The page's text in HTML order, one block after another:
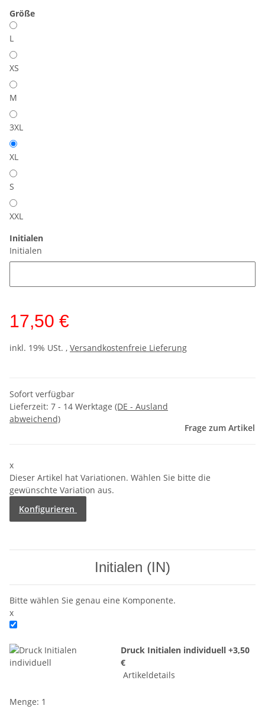
Größe
L
XS
M
3XL
XL
S
XXL
Initialen
Initialen
17,50 €
inkl. 19% USt. , Versandkostenfreie Lieferung
Sofort verfügbar
Lieferzeit: 7 - 14 Werktage (DE - Ausland
abweichend)
Frage zum Artikel
x
Dieser Artikel hat Variationen. Wählen Sie bitte die
gewünschte Variation aus.
Konfigurieren
Initialen (IN)
Bitte wählen Sie genau eine Komponente.
x
Druck Initialen individuell +3,50
€
Artikeldetails
Menge: 1